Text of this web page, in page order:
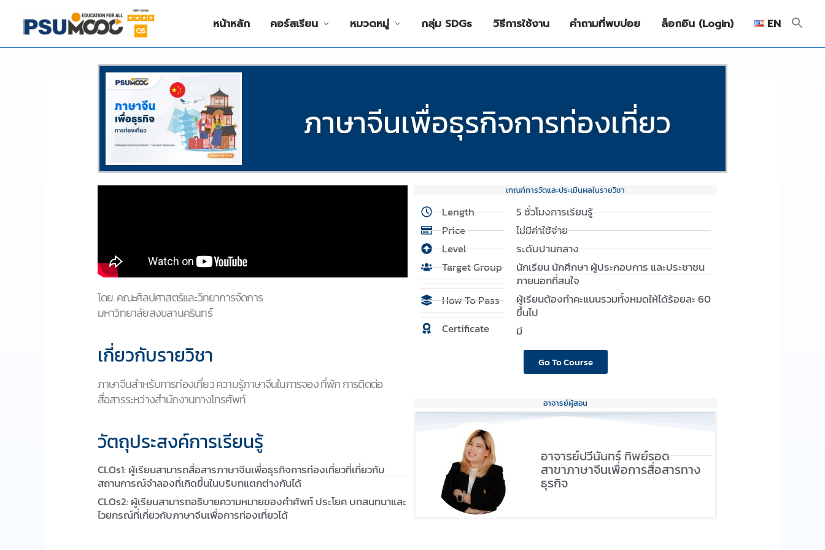
content
หน้าหลัก คอร์สเรียน หมวดหมู่ กลุ่ม SDGs วิธีการใช้งาน คำถามที่พบบ่อย ล็อกอิน (Login) EN
Language, SDG4 / ByNIZAMREE NIMA ภาษาจีนเพื่อธุรกิจการท่องเที่ยว
โดย. คณะศิลปศาสตร์และวิทยาการจัดการ
มหาวิทยาลัยสงขลานครินทร์
เกี่ยวกับรายวิชา
ภาษาจีนสำหรับการท่องเที่ยว ความรู้ภาษาจีนในการจอง ที่พัก การติดต่อ
สื่อสารระหว่างสำนักงานทางโทรศัพท์
วัตถุประสงค์การเรียนรู้
CLOs1: ผู้เรียนสามารถสื่อสารภาษาจีนเพื่อธุรกิจการท่องเที่ยวที่เกี่ยวกับ
สถานการณ์จำลองที่เกิดขึ้นในบริบทแตกต่างกันได้
CLOs2: ผู้เรียนสามารถอธิบายความหมายของคำศัพท์ ประโยค บทสนทนาและ
ไวยกรณ์ที่เกี่ยวกับภาษาจีนเพื่อการท่องเที่ยวได้
เกณฑ์การวัดและประเมินผลในรายวิชา
Length
Price
Level
Target Group
How To Pass
Certificate
5 ชั่วโมงการเรียนรู้
ไม่มีค่าใช้จ่าย
ระดับปานกลาง
นักเรียน นักศึกษา ผู้ประกอบการ และประชาชน
ภายนอกที่สนใจ
ผู้เรียนต้องทำคะแนนรวมทั้งหมดให้ได้ร้อยละ 60
ขึ้นไป
มี
Go To Course
อาจารย์ผู้สอน
อาจารย์ปวีนันทร์ ทิพย์รอด
สาขาภาษาจีนเพื่อการสื่อสารทาง
ธุรกิจ